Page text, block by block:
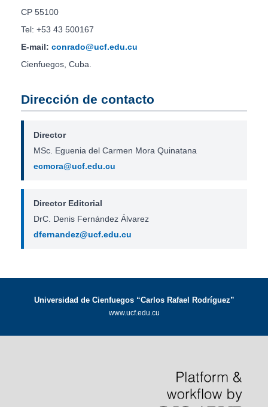
CP 55100
Tel: +53 43 500167
E-mail: conrado@ucf.edu.cu
Cienfuegos, Cuba.
Dirección de contacto
Director
MSc. Eguenia del Carmen Mora Quinatana
ecmora@ucf.edu.cu
Director Editorial
DrC. Denis Fernández Álvarez
dfernandez@ucf.edu.cu
Universidad de Cienfuegos “Carlos Rafael Rodríguez”
www.ucf.edu.cu